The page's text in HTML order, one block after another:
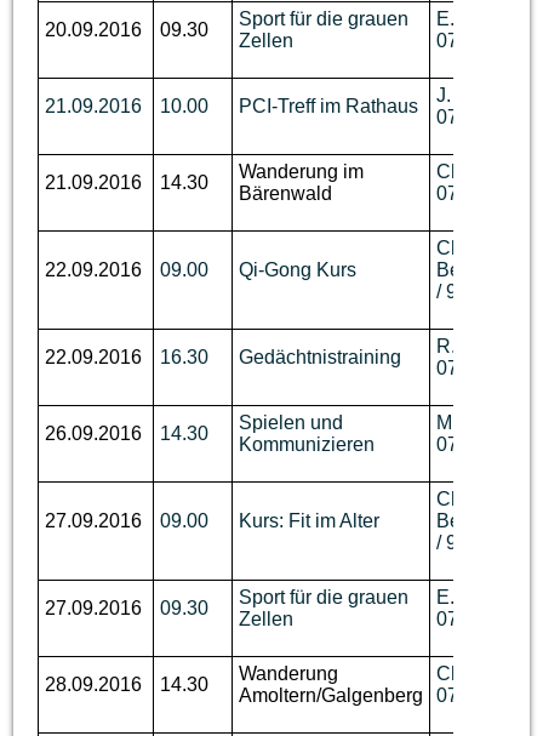
20.09.2016 09.30
Sport für die grauen
Zellen
E.
07643 /
21.09.2016 10.00 PCI-Treff im Rathaus
J.
07644 / 89
21.09.2016 14.30
Wanderung im
Bärenwald
Ch. Benzin,
07644 /
22.09.2016 09.00 Qi-Gong Kurs
Ch.
Berger,
/ 93 62 736
22.09.2016 16.30 Gedächtnistraining
R. Wüst,Tel.
07644 / 910
26.09.2016 14.30
Spielen und
Kommunizieren
M. Disch,
07644 / 92
27.09.2016 09.00 Kurs: Fit im Alter
Ch.
Berger,
/ 93 62 736
27.09.2016 09.30
Sport für die grauen
Zellen
E.
07643 /
28.09.2016 14.30
Wanderung
Amoltern/Galgenberg
Ch. Benzin,
07644 /